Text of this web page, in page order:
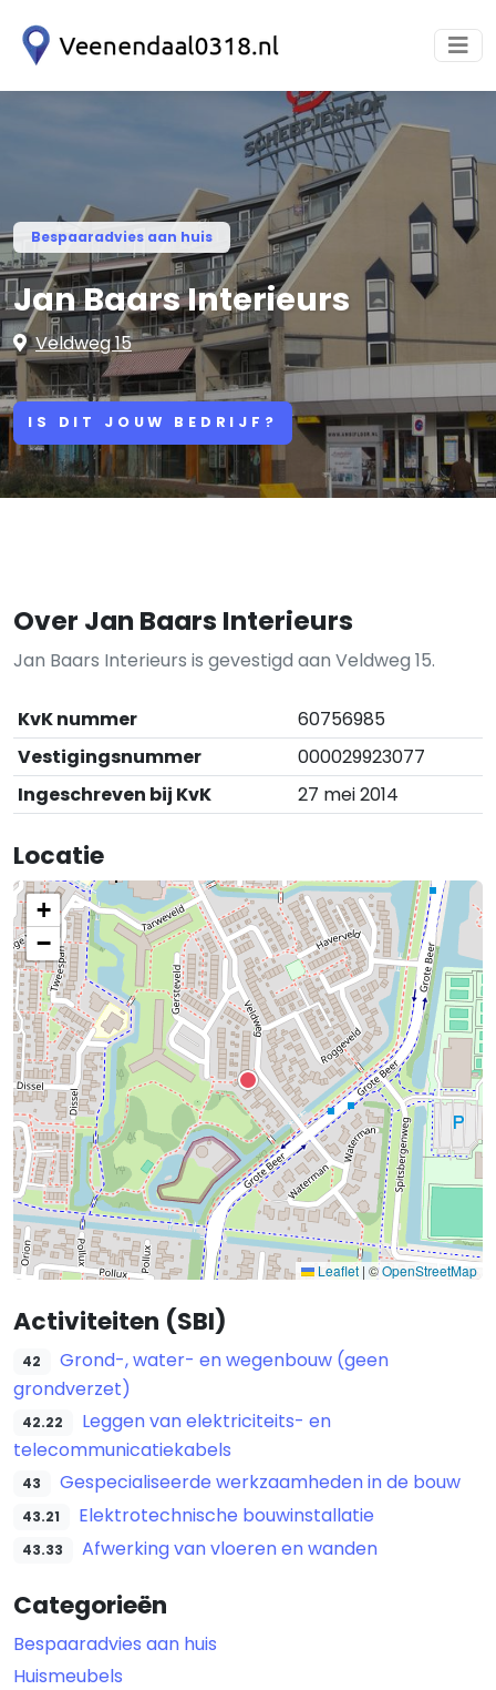
Bespaaradvies aan huis
Jan Baars Interieurs
Veldweg 15
IS DIT JOUW BEDRIJF?
Over Jan Baars Interieurs
Jan Baars Interieurs is gevestigd aan Veldweg 15.
KvK nummer
60756985
Vestigingsnummer
000029923077
Ingeschreven bij KvK
27 mei 2014
Locatie
+
−
Leaflet | ©OpenStreetMap
Activiteiten (SBI)
42
Grond-, water- en wegenbouw (geen
grondverzet)
42.22
Leggen van elektriciteits- en
telecommunicatiekabels
43 Gespecialiseerde werkzaamheden in de bouw
43.21 Elektrotechnische bouwinstallatie
43.33 Afwerking van vloeren en wanden
Categorieën
Bespaaradvies aan huis
Huismeubels